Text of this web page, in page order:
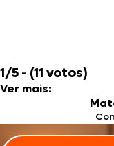
1/5 - (11 votos)
Ver mais: